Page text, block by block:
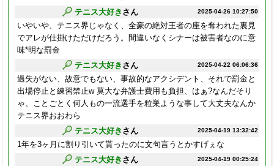
2025-04-26 10:27:50
テニス大好き さん
いやいや、テニス界じゃなく、全豪の絶対王者の座を奪われた裏見
でアレが仕掛けただけだろう。間違いなくシナーは被害者なのに意
味*明な罰金
2025-04-22 06:06:36
テニス大好き さん
過失がない、故意でもない、事故的なアクシデント、それで罰金と
出場停止と練習禁止w 莫大な弁護士費用も負担、はぁ?なんだそり
ゃ、ことごとく何人もの一流選手を粒巣ような事して大丈夫なんか
テニス界おおわら
2025-04-19 13:32:42
テニス大好き さん
1年を3ヶ月に割り引いて貰ったのに文句言うとかすげぇな
2025-04-19 00:25:24
テニス大好き さん